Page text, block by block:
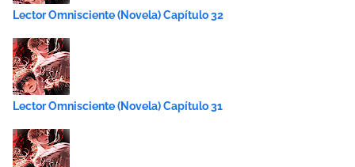
Lector Omnisciente (Novela) Capítulo 32
Lector Omnisciente (Novela) Capítulo 31